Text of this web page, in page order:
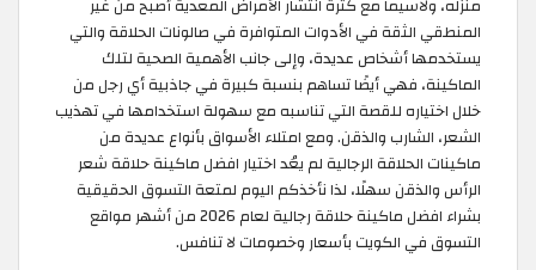
المنطقي الثقة في الأدوات المتوافرة في صالونات الحلاقة والتي
يستخدمها أشخاص عديدة، وإلى جانب الأهمية الصحية لتلك
الماكينة، فهي أيضًا تساهم بنسبة كبيرة في جاذبية أي رجل من
خلال اختياره للقصة التي تناسبه مع سهولة استخدامها في تهذيب
الشعر، الشارب والذقن. ومع امتلاء الأسواق بأنواع عديدة من
ماكينات الحلاقة الرجالية لم يعُد اختيار افضل ماكينة حلاقة شعر
الرأس والذقن سهلًا، لذا نأخذكم اليوم لمتعة التسوق الحقيقية
بشراء افضل ماكينة حلاقة رجالية لعام 2026 من أشهر مواقع
التسوق في الكويت بأسعار وخصومات لا تنافس.